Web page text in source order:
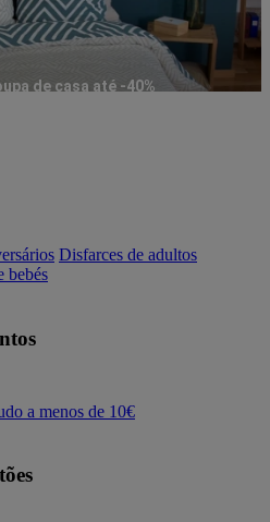
de casa até -40%
Disfarces de adultos
bebés
a menos de 10€